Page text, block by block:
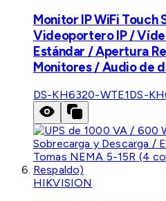
Monitor IP WiFi Touch
Videoportero IP /
Estándar / Apertura
Monitores / Audio de
DS-KH6320-WTE1DS-
HIKVISION